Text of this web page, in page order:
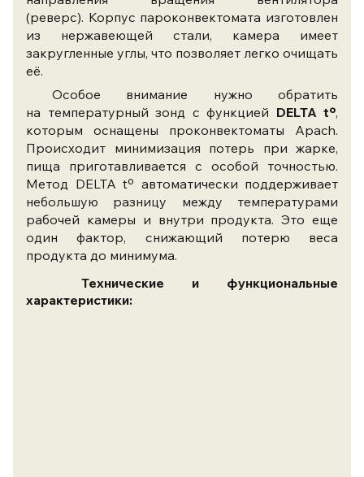
(реверс). Корпус пароконвектомата изготовлен
из нержавеющей стали, камера имеет
закругленные углы, что позволяет легко очищать
её.
Особое внимание нужно обратить
на температурный зонд с функцией DELTA tº,
которым оснащены проконвектоматы Apach.
Происходит минимизация потерь при жарке,
пища приготавливается с особой точностью.
Метод DELTA tº автоматически поддерживает
небольшую разницу между температурами
рабочей камеры и внутри продукта. Это еще
один фактор, снижающий потерю веса
продукта до минимума.
Технические и функциональные
характеристики: